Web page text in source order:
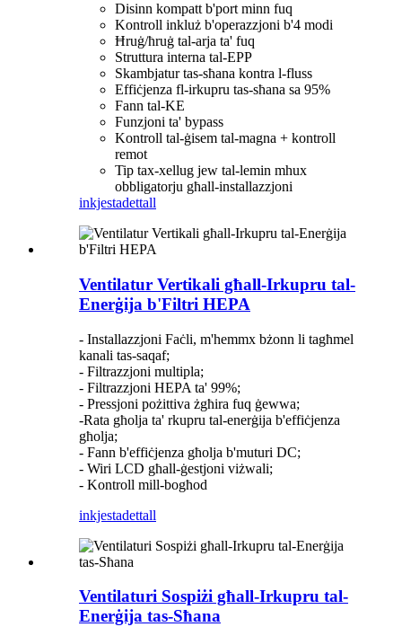
Disinn kompatt b'port minn fuq
Kontroll inkluż b'operazzjoni b'4 modi
Ħruġ/ħruġ tal-arja ta' fuq
Struttura interna tal-EPP
Skambjatur tas-sħana kontra l-fluss
Effiċjenza fl-irkupru tas-sħana sa 95%
Fann tal-KE
Funzjoni ta' bypass
Kontroll tal-ġisem tal-magna + kontroll
remot
Tip tax-xellug jew tal-lemin mhux
obbligatorju għall-installazzjoni
inkjestadettall
Ventilatur Vertikali għall-Irkupru tal-
Enerġija b'Filtri HEPA
- Installazzjoni Faċli, m'hemmx bżonn li tagħmel
kanali tas-saqaf;
- Filtrazzjoni multipla;
- Filtrazzjoni HEPA ta' 99%;
- Pressjoni pożittiva żgħira fuq ġewwa;
-Rata għolja ta' rkupru tal-enerġija b'effiċjenza
għolja;
- Fann b'effiċjenza għolja b'muturi DC;
- Wiri LCD għall-ġestjoni viżwali;
- Kontroll mill-bogħod
inkjestadettall
Ventilaturi Sospiżi għall-Irkupru tal-
Enerġija tas-Sħana